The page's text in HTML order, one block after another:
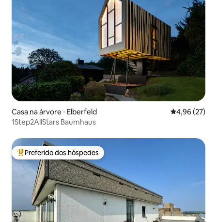
Casa na árvore ⋅ Elberfeld 4,96 de uma
4,96 (27)
1Step2AllStars Baumhaus
Entre os melhores preferidos dos hóspedes
Preferido dos hóspedes